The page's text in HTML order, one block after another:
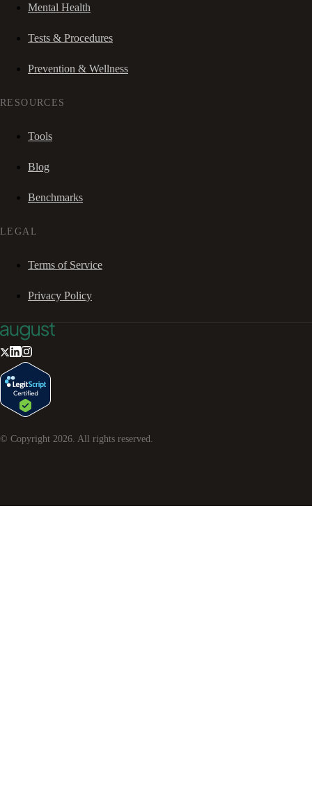
Mental Health
Tests & Procedures
Prevention & Wellness
RESOURCES
Tools
Blog
Benchmarks
LEGAL
Terms of Service
Privacy Policy
© Copyright 2026 . All rights reserved.